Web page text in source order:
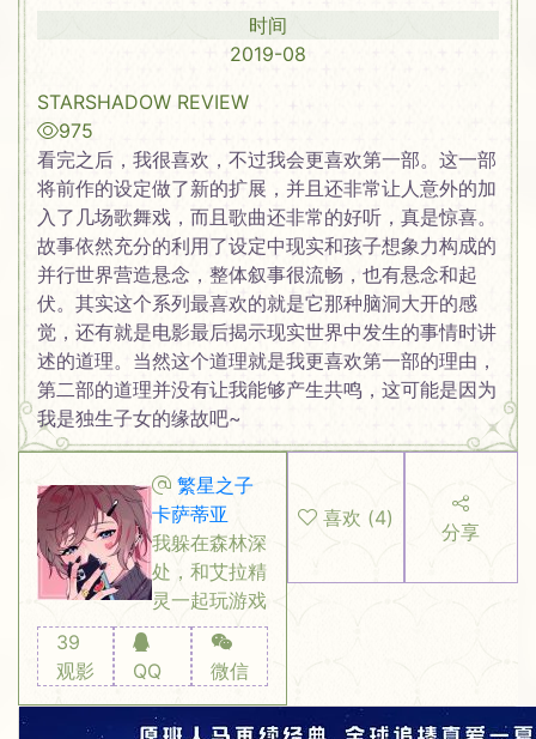
时间
2019-08
STARSHADOW REVIEW
975
看完之后，我很喜欢，不过我会更喜欢第一部。这一部
将前作的设定做了新的扩展，并且还非常让人意外的加
入了几场歌舞戏，而且歌曲还非常的好听，真是惊喜。
故事依然充分的利用了设定中现实和孩子想象力构成的
并行世界营造悬念，整体叙事很流畅，也有悬念和起
伏。其实这个系列最喜欢的就是它那种脑洞大开的感
觉，还有就是电影最后揭示现实世界中发生的事情时讲
述的道理。当然这个道理就是我更喜欢第一部的理由，
第二部的道理并没有让我能够产生共鸣，这可能是因为
我是独生子女的缘故吧~
繁星之子
卡萨蒂亚
我躲在森林深
处，和艾拉精
灵一起玩游戏
39
观影
QQ 微信
喜欢 (4)
分享